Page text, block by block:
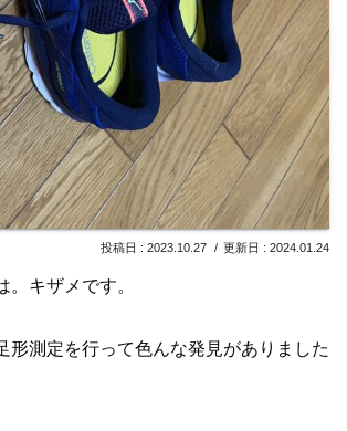
2023.10.27 2024.01.24
。キザメです。
形測定を行って色んな発見がありました